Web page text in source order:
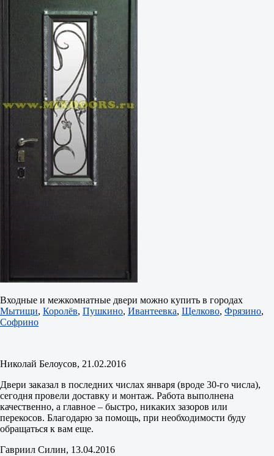
Входные и межкомнатные двери можно купить в городах
Мытищи, Королёв, Пушкино, Ивантеевка, Щелково, Фрязино,
Софрино
Николай Белоусов, 21.02.2016
Двери заказал в последних числах января (вроде 30-го числа),
сегодня провели доставку и монтаж. Работа выполнена
качественно, а главное – быстро, никаких зазоров или
перекосов. Благодарю за помощь, при необходимости буду
обращаться к вам еще.
Гавриил Силин, 13.04.2016